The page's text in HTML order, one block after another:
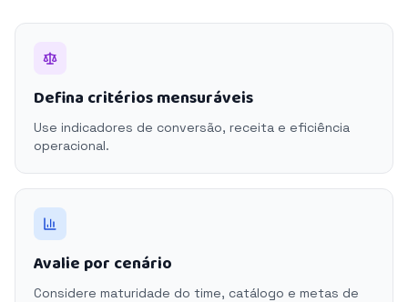
Defina critérios mensuráveis
Use indicadores de conversão, receita e eficiência
operacional.
Avalie por cenário
Considere maturidade do time, catálogo e metas de